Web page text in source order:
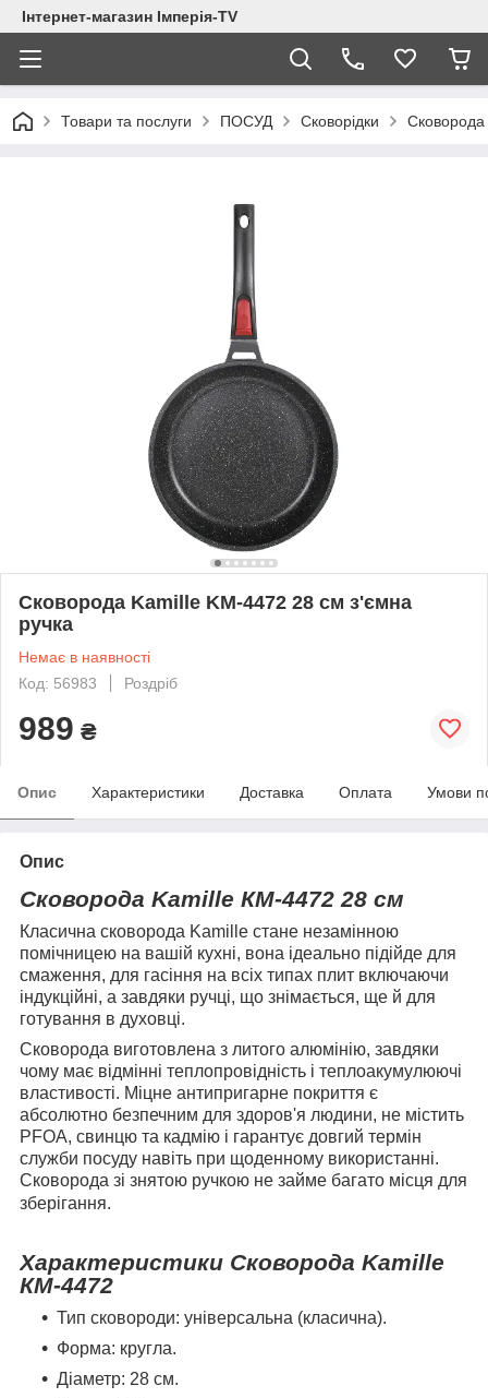
Інтернет-магазин Імперія-TV
Товари та послуги ПОСУД Сковорідки
Сковорода Kamille KM-4472 28 см з'ємна
ручка
Немає в наявності
Код: 56983
Роздріб
989 ₴
Опис Характеристики Доставка Оплата Умови
Опис
Сковорода Kamille КМ-4472 28 см
Класична сковорода Kamille стане незамінною
помічницею на вашій кухні, вона ідеально підійде для
смаження, для гасіння на всіх типах плит включаючи
індукційні, а завдяки ручці, що знімається, ще й для
готування в духовці.
Сковорода виготовлена ​​з литого алюмінію, завдяки
чому має відмінні теплопровідність і теплоакумулюючі
властивості. Міцне антипригарне покриття є
абсолютно безпечним для здоров'я людини, не містить
PFOA, свинцю та кадмію і гарантує довгий термін
служби посуду навіть при щоденному використанні.
Сковорода зі знятою ручкою не займе багато місця для
зберігання.
Характеристики Сковорода Kamille
КМ-4472
Тип сковороди: універсальна (класична).
Форма: кругла.
Діаметр: 28 см.